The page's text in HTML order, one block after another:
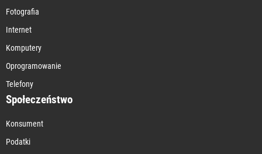
Fotografia
Internet
Komputery
Oprogramowanie
Telefony
Społeczeństwo
Konsument
Podatki